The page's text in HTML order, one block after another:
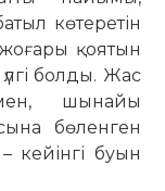
көтеретін
жоғары қоятын
болды. Жас
шынайы
бөленген
кейінгі буын